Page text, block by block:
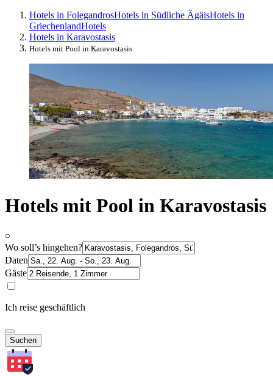
Hotels in FolegandrosHotels in Südliche ÄgäisHotels in
GriechenlandHotels
Hotels in Karavostasis
Hotels mit Pool in Karavostasis
Hotels mit Pool in Karavostasis
Wo soll’s hingehen?
Daten
Gäste
Ich reise geschäftlich
Suchen